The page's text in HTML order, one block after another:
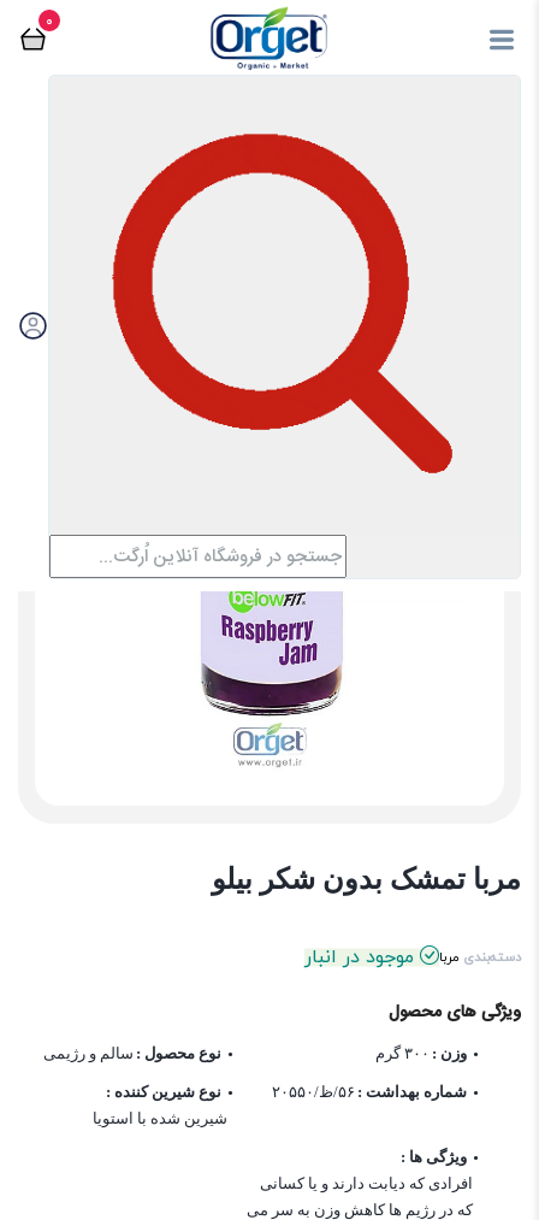
0
فروشگاه آنلاین اُرگت
مربا تمشک بدون شکر بیلو
دسته‌بندی مربا موجود در انبار
ویژگی های محصول
وزن : ۳۰۰ گرم نوع محصول : سالم و رژیمی
شماره بهداشت : ۵۶/ظ/۲۰۵۵۰
نوع شیرین کننده :
شیرین شده با استویا
ویژگی ها :
افرادی که دیابت دارند و یا کسانی
که در رژیم ها کاهش وزن به سر می